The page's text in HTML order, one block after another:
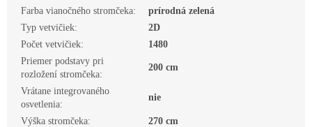
Farba vianočného stromčeka:
prírodná zelená
Typ vetvičiek:
2D
Počet vetvičiek:
1480
Priemer podstavy pri
rozložení stromčeka:
200 cm
Vrátane integrovaného
osvetlenia:
nie
Výška stromčeka: 270 cm